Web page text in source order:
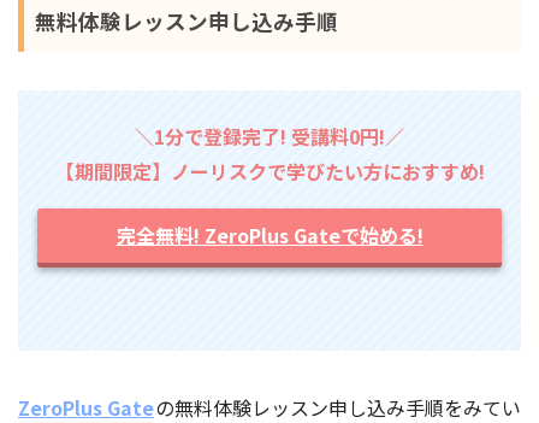
無料体験レッスン申し込み手順
＼1分で登録完了! 受講料0円!／
【期間限定】ノーリスクで学びたい方におすすめ!
完全無料! ZeroPlus Gateで始める!
ZeroPlus Gateの無料体験レッスン申し込み手順をみてい